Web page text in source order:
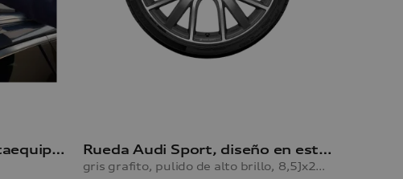
Baúl portaesquíes y portaequipajes Rueda Audi Sport, diseño en estrella de 5 radios en V A6 Avant y A6 Limousine
gris grafito, pulido de alto brillo, 8,5Jx20, neumático 255/40 R20 101Y XL